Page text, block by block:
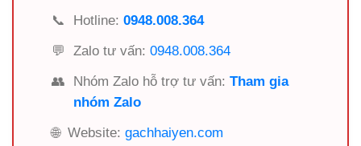
📞
Hotline: 0948.008.364
💬
Zalo tư vấn: 0948.008.364
👥
Nhóm Zalo hỗ trợ tư vấn: Tham gia
nhóm Zalo
🌐 Website: gachhaiyen.com